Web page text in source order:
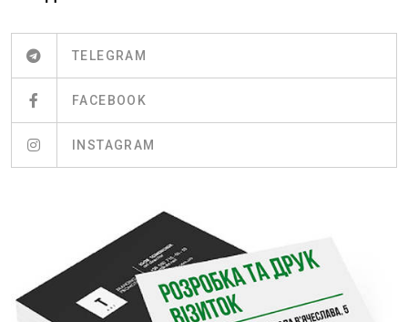
TELEGRAM
FACEBOOK
INSTAGRAM